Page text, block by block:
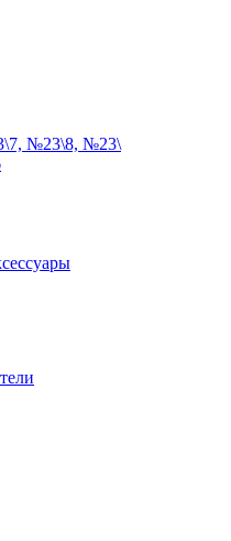
№23\8, №23\